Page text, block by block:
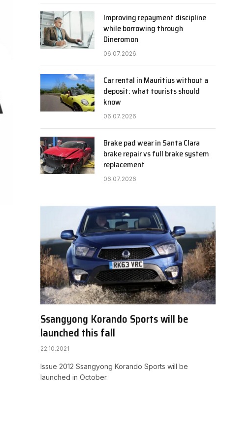
Improving repayment discipline
while borrowing through
Dineromon
06.07.2026
Car rental in Mauritius without a
deposit: what tourists should
know
06.07.2026
Brake pad wear in Santa Clara
brake repair vs full brake system
replacement
06.07.2026
Ssangyong Korando Sports will be
launched this fall
22.10.2021
Issue 2012 Ssangyong Korando Sports will be
launched in October.